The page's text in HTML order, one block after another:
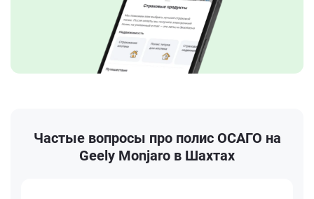
Частые вопросы про полис ОСАГО на
Geely Monjaro в Шахтах